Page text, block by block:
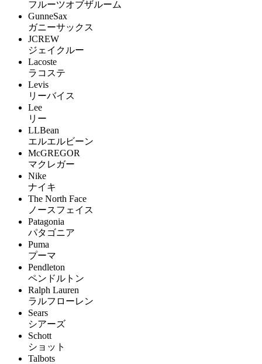
フルーツオブザルーム
GunneSax
ガニーサックス
JCREW
ジェイクルー
Lacoste
ラコステ
Levis
リーバイス
Lee
リー
LLBean
エルエルビーン
McGREGOR
マクレガー
Nike
ナイキ
The North Face
ノースフェイス
Patagonia
パタゴニア
Puma
プーマ
Pendleton
ペンドルトン
Ralph Lauren
ラルフローレン
Sears
シアーズ
Schott
ショット
Talbots